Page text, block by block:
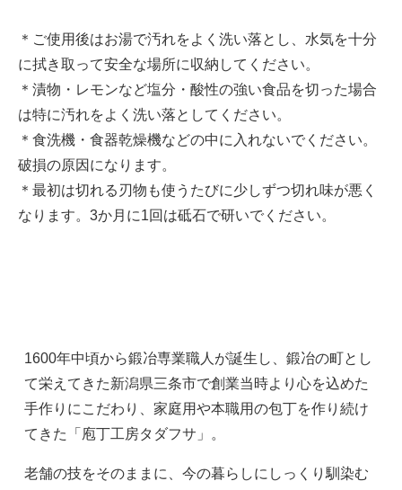
＊ご使用後はお湯で汚れをよく洗い落とし、水気を十分
に拭き取って安全な場所に収納してください。
＊漬物・レモンなど塩分・酸性の強い食品を切った場合
は特に汚れをよく洗い落としてください。
＊食洗機・食器乾燥機などの中に入れないでください。
破損の原因になります。
＊最初は切れる刃物も使うたびに少しずつ切れ味が悪く
なります。3か月に1回は砥石で研いでください。
1600年中頃から鍛冶専業職人が誕生し、鍛冶の町とし
て栄えてきた新潟県三条市で創業当時より心を込めた
手作りにこだわり、家庭用や本職用の包丁を作り続け
てきた「庖丁工房タダフサ」。
老舗の技をそのままに、今の暮らしにしっくり馴染む